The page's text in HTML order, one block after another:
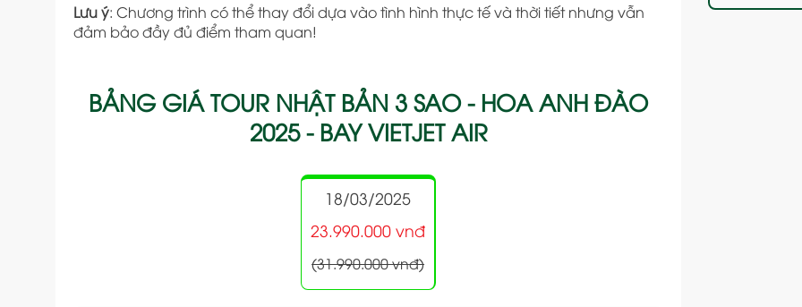
Lưu ý: Chương trình có thể thay đổi dựa vào tình hình thực tế và thời tiết nhưng vẫn
đảm bảo đầy đủ điểm tham quan!
BẢNG GIÁ TOUR NHẬT BẢN 3 SAO - HOA ANH ĐÀO
2025 - BAY VIETJET AIR
18/03/2025
23.990.000 vnđ
(31.990.000 vnđ)